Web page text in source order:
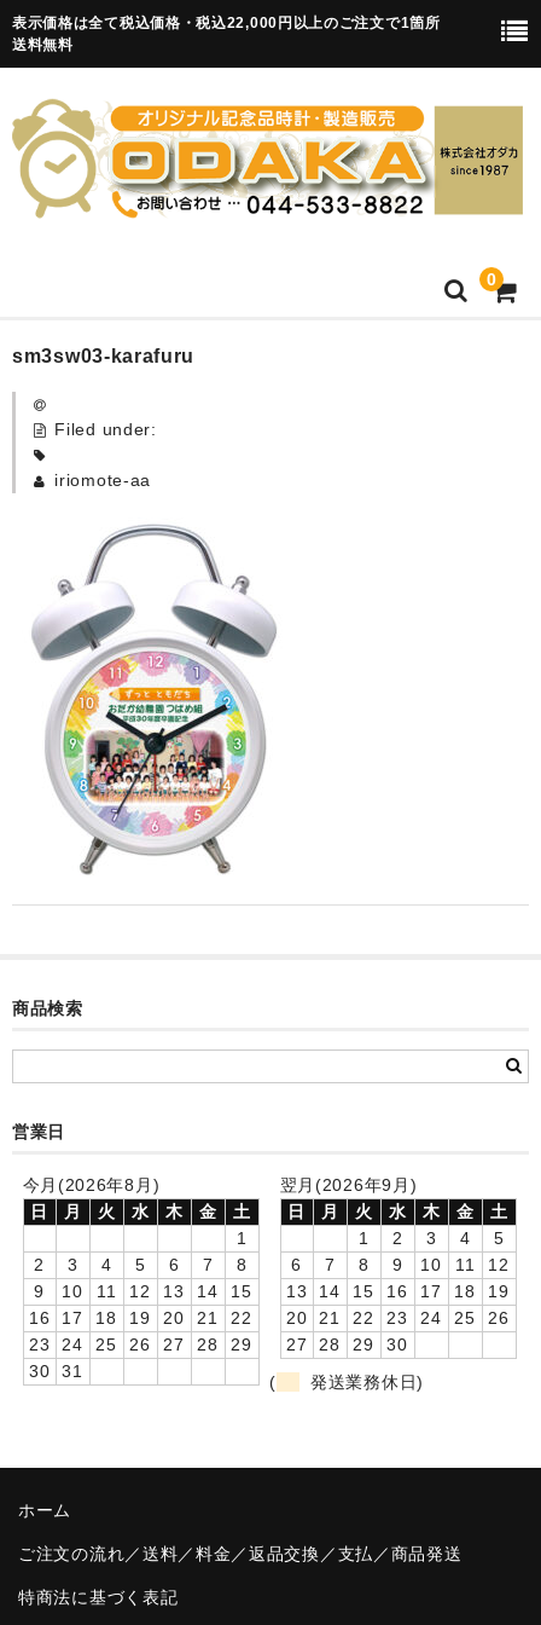
表示価格は全て税込価格・税込22,000円以上のご注文で1箇所
送料無料
0
HOME
卒園記念品
カード付フォトフレームクロック(集合)
目覚まし時計(集合＋個別)
メロディ時計(集合)
音声時計(集合)
目覚まし時計(個別)
お絵かきギャラリープラス(絵＋個別)
メロディ時計(個別)
お絵かきギャラリー
卒園DVDアルバム
卒業記念品
音声入りフォトフレームクロック(集合)
音声入りフォトフレームクロック(校歌)
スポーツウォッチ
sm3sw03-karafuru
Filed under:
iriomote-aa
商品検索
営業日
今月(2026年8月)
日
月 火 水 木 金
土
1
2
3 4 5 6 7
8
9
10 11 12 13 14
15
16
17 18 19 20 21
22
23
24 25 26 27 28
29
30
31
翌月(2026年9月)
日
月 火 水 木 金
土
1
2 3 4
5
6
7 8 9 10 11
12
13
14 15 16 17 18
19
20
21 22 23 24 25
26
27
28 29
30
(
発送業務休日)
ホーム
ご注文の流れ／送料／料金／返品交換／支払／商品発送
特商法に基づく表記